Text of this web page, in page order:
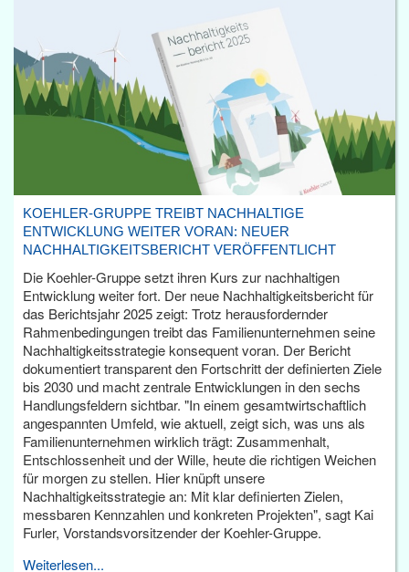
KOEHLER-GRUPPE TREIBT NACHHALTIGE
ENTWICKLUNG WEITER VORAN: NEUER
NACHHALTIGKEITSBERICHT VERÖFFENTLICHT
Die Koehler-Gruppe setzt ihren Kurs zur nachhaltigen
Entwicklung weiter fort. Der neue Nachhaltigkeitsbericht für
das Berichtsjahr 2025 zeigt: Trotz herausfordernder
Rahmenbedingungen treibt das Familienunternehmen seine
Nachhaltigkeitsstrategie konsequent voran. Der Bericht
dokumentiert transparent den Fortschritt der definierten Ziele
bis 2030 und macht zentrale Entwicklungen in den sechs
Handlungsfeldern sichtbar. "In einem gesamtwirtschaftlich
angespannten Umfeld, wie aktuell, zeigt sich, was uns als
Familienunternehmen wirklich trägt: Zusammenhalt,
Entschlossenheit und der Wille, heute die richtigen Weichen
für morgen zu stellen. Hier knüpft unsere
Nachhaltigkeitsstrategie an: Mit klar definierten Zielen,
messbaren Kennzahlen und konkreten Projekten", sagt Kai
Furler, Vorstandsvorsitzender der Koehler-Gruppe.
Weiterlesen...